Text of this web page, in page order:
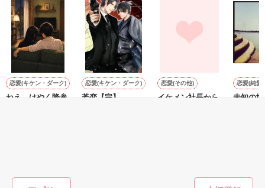
作品を読む
鷹哉『宜しくな、俺の雛子』🦅
雛子『俺の……ひぃ、雛子？！！！』🐥
シゴデキで冷徹な上司が見せる素顔は、なぜか想像以上に甘く
※表紙も作中使用の画像も全てフリー素材です。
恋愛(キケン・ダーク)
ねえ、はやく降参
恋愛(キケン・ダーク)
若恋【完】
恋愛(その他)
イケメン社長から
恋愛(純愛)
未知の
かんたん検索の条件を変える